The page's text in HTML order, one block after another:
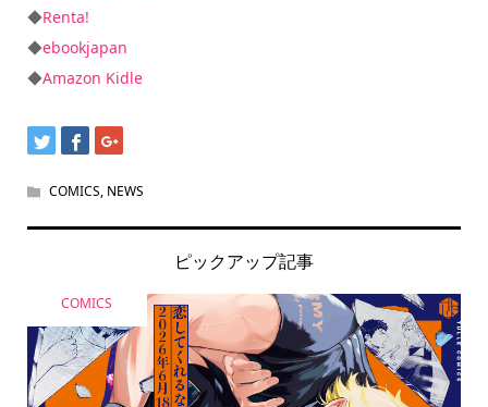
◆Renta!
◆ebookjapan
◆Amazon Kidle
COMICS, NEWS
ピックアップ記事
COMICS